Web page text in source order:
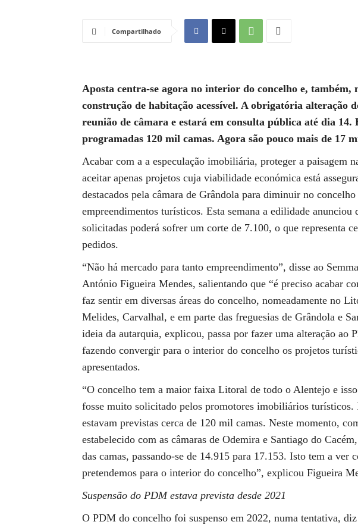
Compartilhado
Aposta centra-se agora no interior do concelho e, também,
construção de habitação acessível. A obrigatória alteração
reunião de câmara e estará em consulta pública até dia 14.
programadas 120 mil camas. Agora são pouco mais de 17
Acabar com a a especulação imobiliária, proteger a paisagem
aceitar apenas projetos cuja viabilidade económica está
destacados pela câmara de Grândola para diminuir no
empreendimentos turísticos. Esta semana a edilidade anunciou
solicitadas poderá sofrer um corte de 7.100, o que representa
pedidos.
“Não há mercado para tanto empreendimento”, disse ao
António Figueira Mendes, salientando que “é preciso acabar
faz sentir em diversas áreas do concelho, nomeadamente no
Melides, Carvalhal, e em parte das freguesias de Grândola e
ideia da autarquia, explicou, passa por fazer uma alteração
fazendo convergir para o interior do concelho os projetos
apresentados.
“O concelho tem a maior faixa Litoral de todo o Alentejo e
fosse muito solicitado pelos promotores imobiliários turísticos.
estavam previstas cerca de 120 mil camas. Neste momento,
estabelecido com as câmaras de Odemira e Santiago do
das camas, passando-se de 14.915 para 17.153. Isto tem a ver
pretendemos para o interior do concelho”, explicou Figueira
Suspensão do PDM estava prevista desde 2021
O PDM do concelho foi suspenso em 2022, numa tentativa,